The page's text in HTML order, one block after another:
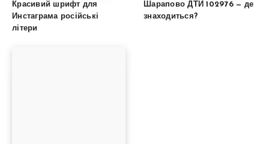
Красивий шрифт для
Инстаграма російські
літери
Шарапово ДТИ 102976 — де
знаходиться?